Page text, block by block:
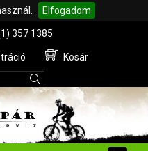
Elfogadom
357 1385
Kosár